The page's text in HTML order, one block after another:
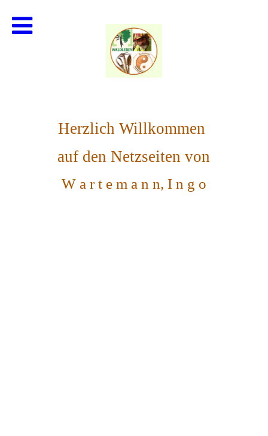
Herzlich Willkommen
auf den Netzseiten von
W a r t e m a n n, I n g o